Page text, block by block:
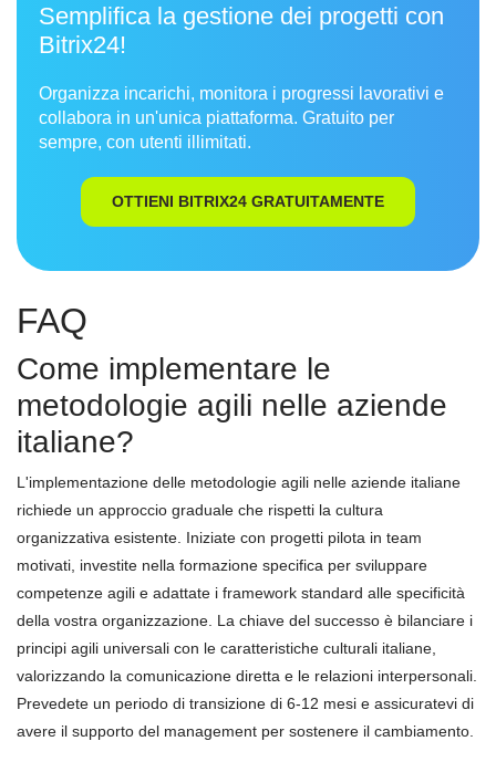
Semplifica la gestione dei progetti con
Bitrix24!
Organizza incarichi, monitora i progressi lavorativi e
collabora in un'unica piattaforma. Gratuito per
sempre, con utenti illimitati.
OTTIENI BITRIX24 GRATUITAMENTE
FAQ
Come implementare le
metodologie agili nelle aziende
italiane?
L'implementazione delle metodologie agili nelle aziende italiane
richiede un approccio graduale che rispetti la cultura
organizzativa esistente. Iniziate con progetti pilota in team
motivati, investite nella formazione specifica per sviluppare
competenze agili e adattate i framework standard alle specificità
della vostra organizzazione. La chiave del successo è bilanciare i
principi agili universali con le caratteristiche culturali italiane,
valorizzando la comunicazione diretta e le relazioni interpersonali.
Prevedete un periodo di transizione di 6-12 mesi e assicuratevi di
avere il supporto del management per sostenere il cambiamento.